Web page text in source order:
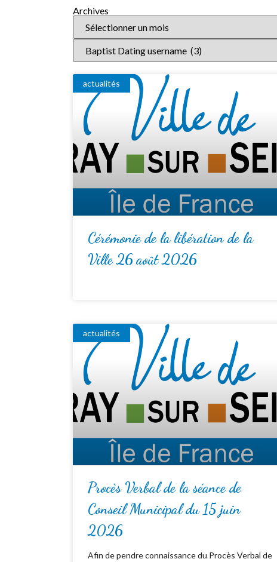
Archives
actualités
Cérémonie de la libération de la
Ville 26 août 2026
actualités
Procès Verbal de la séance de
Conseil Municipal du 15 juin
2026
Afin de pendre connaissance du Procès Verbal de